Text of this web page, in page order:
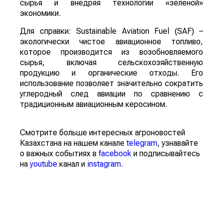
сырья и внедряя технологии «зеленой»
экономики.
Для справки: Sustainable Aviation Fuel (SAF) –
экологически чистое авиационное топливо,
которое производится из возобновляемого
сырья, включая сельскохозяйственную
продукцию и органические отходы. Его
использование позволяет значительно сократить
углеродный след авиации по сравнению с
традиционным авиационным керосином.
Смотрите больше интересных агроновостей
Казахстана на нашем канале telegram, узнавайте
о важных событиях в facebook и подписывайтесь
наyoutube канал и instagram.